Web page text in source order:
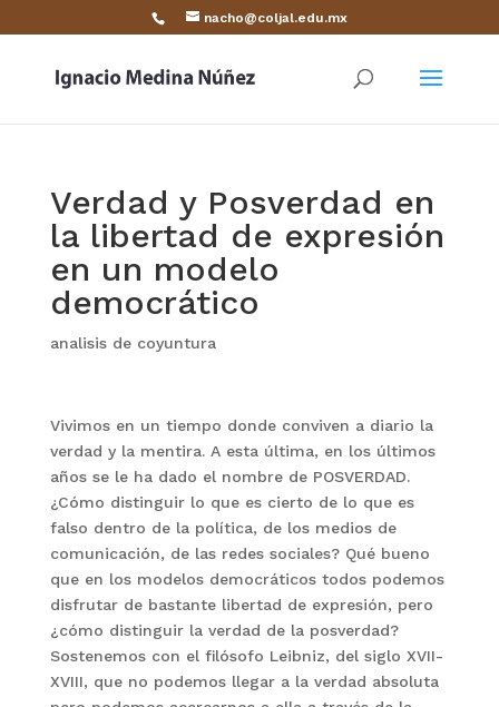
nacho@coljal.edu.mx
Verdad y Posverdad en
la libertad de expresión
en un modelo
democrático
analisis de coyuntura
Vivimos en un tiempo donde conviven a diario la
verdad y la mentira. A esta última, en los últimos
años se le ha dado el nombre de POSVERDAD.
¿Cómo distinguir lo que es cierto de lo que es
falso dentro de la política, de los medios de
comunicación, de las redes sociales? Qué bueno
que en los modelos democráticos todos podemos
disfrutar de bastante libertad de expresión, pero
¿cómo distinguir la verdad de la posverdad?
Sostenemos con el filósofo Leibniz, del siglo XVII-
XVIII, que no podemos llegar a la verdad absoluta